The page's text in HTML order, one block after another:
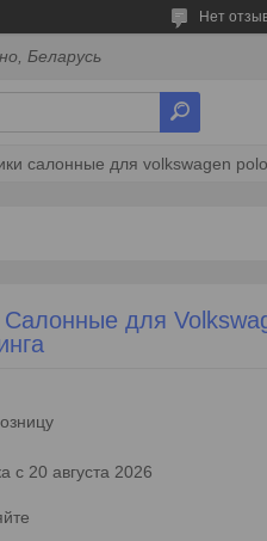
Нет
Беларусь
салонные для volkswagen
Салонные для
с 20 августа 2026